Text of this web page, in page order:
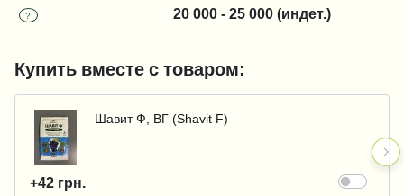
?
20 000 - 25 000 (индет.)
Купить вместе с товаром:
Шавит Ф, ВГ (Shavit F)
+42 грн.